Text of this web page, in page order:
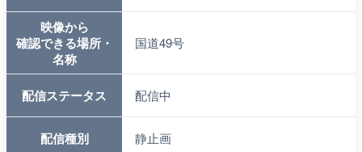
映像から
確認できる場所・
名称
国道49号
配信ステータス 配信中
配信種別 静止画